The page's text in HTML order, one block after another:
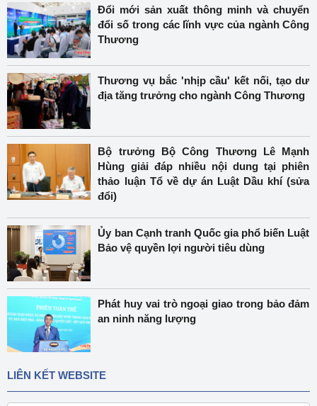
Đổi mới sản xuất thông minh và chuyển
đổi số trong các lĩnh vực của ngành Công
Thương
Thương vụ bắc 'nhịp cầu' kết nối, tạo dư
địa tăng trưởng cho ngành Công Thương
Bộ trưởng Bộ Công Thương Lê Mạnh
Hùng giải đáp nhiều nội dung tại phiên
thảo luận Tổ về dự án Luật Dầu khí (sửa
đổi)
Ủy ban Cạnh tranh Quốc gia phổ biến Luật
Bảo vệ quyền lợi người tiêu dùng
Phát huy vai trò ngoại giao trong bảo đảm
an ninh năng lượng
LIÊN KẾT WEBSITE